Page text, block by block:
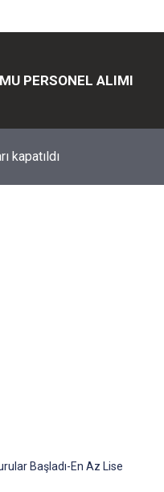
PERSONEL ALIMI
Başladı-En Az Lise